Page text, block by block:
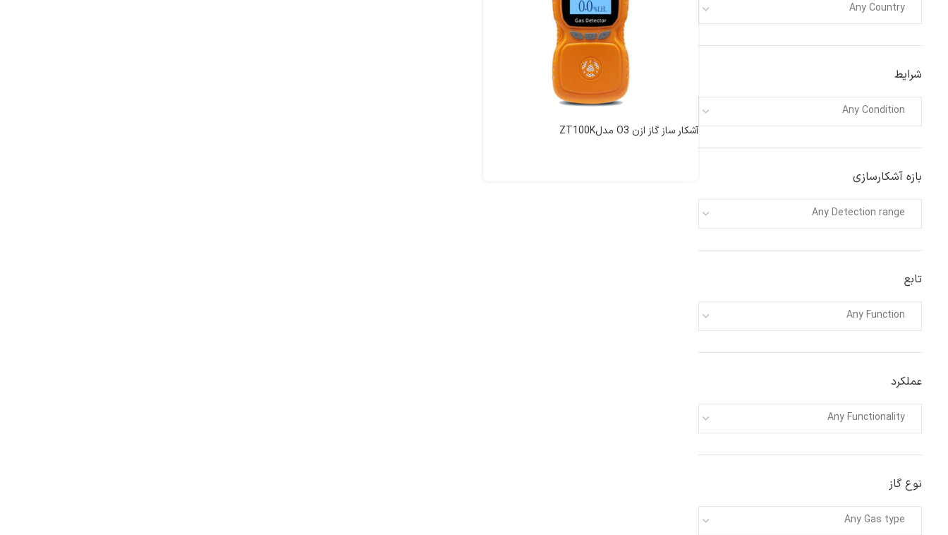
Any Country
شرایط
Any Condition
بازه آشکارسازی
Any Detection range
تابع
Any Function
عملکرد
Any Functionality
نوع گاز
Any Gas type
آشکار ساز گاز ازن O3 مدلZT100K